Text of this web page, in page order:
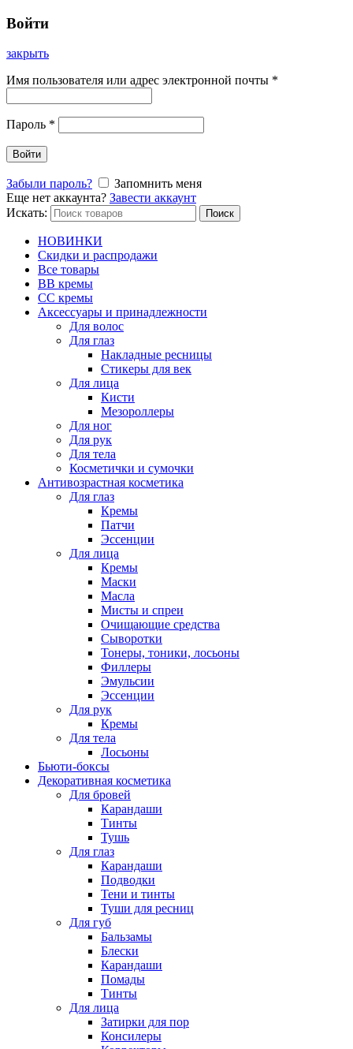
Войти
закрыть
Имя пользователя или адрес электронной почты *
Пароль *
Войти
Забыли пароль?
Запомнить меня
Еще нет аккаунта? Завести аккаунт
Искать:
Поиск
НОВИНКИ
Скидки и распродажи
Все товары
BB кремы
CC кремы
Аксессуары и принадлежности
Для волос
Для глаз
Накладные ресницы
Стикеры для век
Для лица
Кисти
Мезороллеры
Для ног
Для рук
Для тела
Косметички и сумочки
Антивозрастная косметика
Для глаз
Кремы
Патчи
Эссенции
Для лица
Кремы
Маски
Масла
Мисты и спреи
Очищающие средства
Сыворотки
Тонеры, тоники, лосьоны
Филлеры
Эмульсии
Эссенции
Для рук
Кремы
Для тела
Лосьоны
Бьюти-боксы
Декоративная косметика
Для бровей
Карандаши
Тинты
Тушь
Для глаз
Карандаши
Подводки
Тени и тинты
Туши для ресниц
Для губ
Бальзамы
Блески
Карандаши
Помады
Тинты
Для лица
Затирки для пор
Консилеры